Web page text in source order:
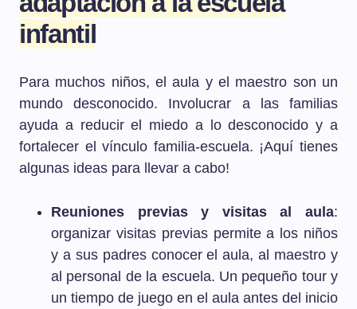
infantil
Para muchos niños, el aula y el maestro son un
mundo desconocido. Involucrar a las familias
ayuda a reducir el miedo a lo desconocido y a
fortalecer el vínculo familia-escuela. ¡Aquí tienes
algunas ideas para llevar a cabo!
Reuniones previas y visitas al aula:
organizar visitas previas permite a los niños
y a sus padres conocer el aula, al maestro y
al personal de la escuela. Un pequeño tour y
un tiempo de juego en el aula antes del inicio